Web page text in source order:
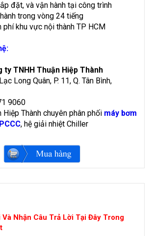
đặt, và vận hành tại công trình
trong vòng 24 tiếng
phí khu vực nội thành TP HCM
ty TNHH Thuận Hiệp Thành
Long Quân, P. 11, Q. Tân Bình,
9060
Hiệp Thành chuyên phân phối máy bơm
, hệ giải nhiệt Chiller
Và Nhận Câu Trả Lời Tại Đây Trong